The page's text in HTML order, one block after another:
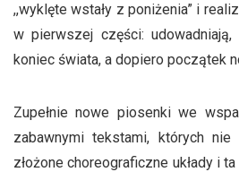
,,wyklęte wstały z poniżenia” i
w pierwszej części:
koniec świata, a dopiero początek
Zupełnie nowe piosenki we
zabawnymi tekstami, których nie
złożone choreograficzne układy i